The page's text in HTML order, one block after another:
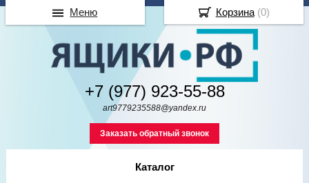
+7 (977) 923-55-88
art9779235588@yandex.ru
Заказать обратный звонок
Каталог
Корзина(0)
Меню